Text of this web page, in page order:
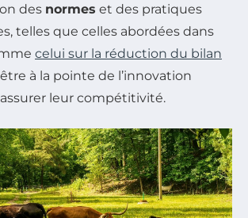
des normes et des pratiques
telles que celles abordées dans
celui sur la réduction du bilan
à la pointe de l’innovation
leur compétitivité.